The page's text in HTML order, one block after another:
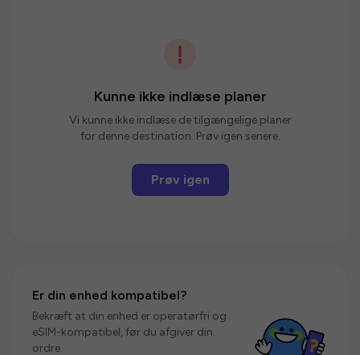
Kunne ikke indlæse planer
Vi kunne ikke indlæse de tilgængelige planer
for denne destination. Prøv igen senere.
Prøv igen
Er din enhed kompatibel?
Bekræft at din enhed er operatørfri og
eSIM-kompatibel, før du afgiver din
ordre.